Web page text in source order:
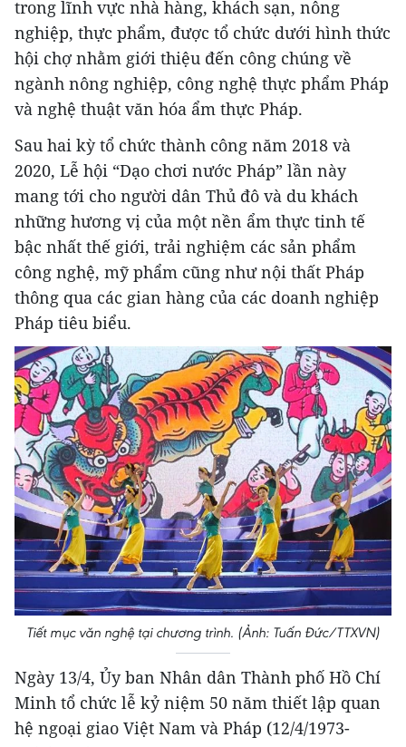
trong lĩnh vực nhà hàng, khách sạn, nông
nghiệp, thực phẩm, được tổ chức dưới hình thức
hội chợ nhằm giới thiệu đến công chúng về
ngành nông nghiệp, công nghệ thực phẩm Pháp
và nghệ thuật văn hóa ẩm thực Pháp.
Sau hai kỳ tổ chức thành công năm 2018 và
2020, Lễ hội “Dạo chơi nước Pháp” lần này
mang tới cho người dân Thủ đô và du khách
những hương vị của một nền ẩm thực tinh tế
bậc nhất thế giới, trải nghiệm các sản phẩm
công nghệ, mỹ phẩm cũng như nội thất Pháp
thông qua các gian hàng của các doanh nghiệp
Pháp tiêu biểu.
Tiết mục văn nghệ tại chương trình. (Ảnh: Tuấn Đức/TTXVN)
Ngày 13/4, Ủy ban Nhân dân Thành phố Hồ Chí
Minh tổ chức lễ kỷ niệm 50 năm thiết lập quan
hệ ngoại giao Việt Nam và Pháp (12/4/1973-